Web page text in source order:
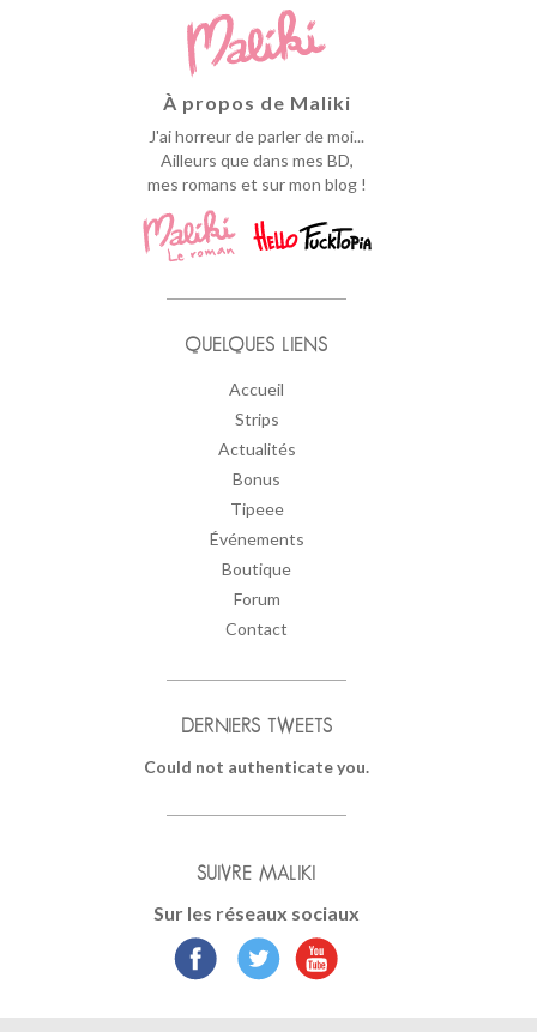
À propos de Maliki
J'ai horreur de parler de moi...
Ailleurs que dans mes BD,
mes romans et sur mon blog !
QUELQUES LIENS
Accueil
Strips
Actualités
Bonus
Tipeee
Événements
Boutique
Forum
Contact
DERNIERS TWEETS
Could not authenticate you.
SUIVRE MALIKI
Sur les réseaux sociaux